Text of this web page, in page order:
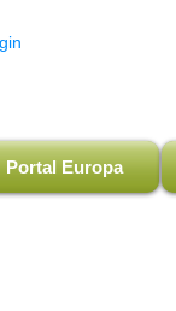
Portal Europa